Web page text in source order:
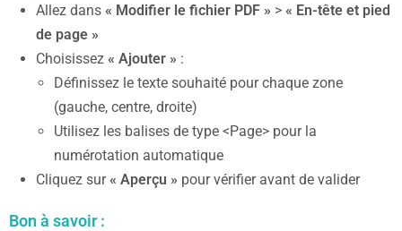
Allez dans « Modifier le fichier PDF » > « En-tête et pied
de page »
Choisissez « Ajouter » :
Définissez le texte souhaité pour chaque zone
(gauche, centre, droite)
Utilisez les balises de type <Page> pour la
numérotation automatique
Cliquez sur « Aperçu » pour vérifier avant de valider
Bon à savoir :